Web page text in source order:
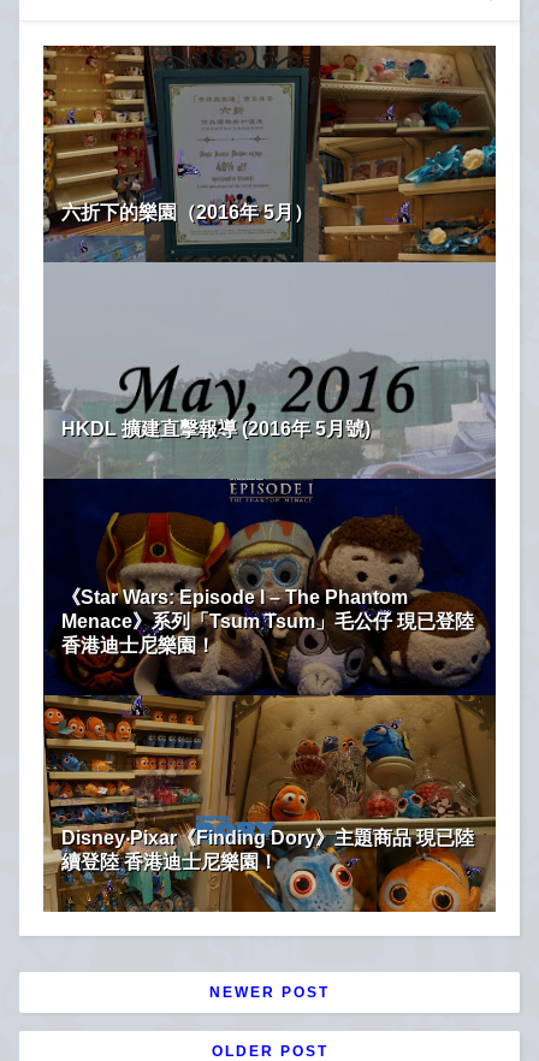
六折下的樂園（2016年 5月）
HKDL 擴建直擊報導 (2016年 5月號)
《Star Wars: Episode I – The Phantom
Menace》系列「Tsum Tsum」毛公仔 現已登陸
香港迪士尼樂園！
Disney‧Pixar《Finding Dory》主題商品 現已陸
續登陸 香港迪士尼樂園！
NEWER POST
OLDER POST